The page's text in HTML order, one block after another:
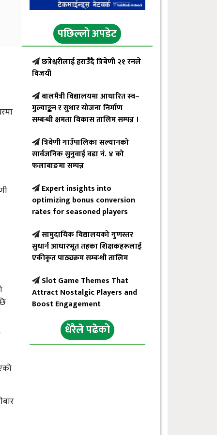
पछिल्लो अपडेट
छत्रेश्वरीलाई हराउँदै त्रिबेणी २१ रनले
विजयी
बालमैत्री विद्यालयमा आधारित स्व–
मुल्याङ्कन र सुधार योजना निर्माण
सम्बन्धी क्षमता विकास तालिम सम्पन्न ।
त्रिवेणी गाउँपालिका सल्यानको
सार्वजनिक सुनुवाई वडा नं. ४ को
फलाबाङमा सम्पन्न
Expert insights into
optimizing bonus conversion
rates for seasoned players
सामुदायिक विद्यालयको गुणस्तर
सुधार्न आधारभूत तहका शिक्षकहरूलाई
एकीकृत पाठ्यक्रम सम्बन्धी तालिम
Slot Game Themes That
Attract Nostalgic Players and
Boost Engagement
धेरैले पढेको